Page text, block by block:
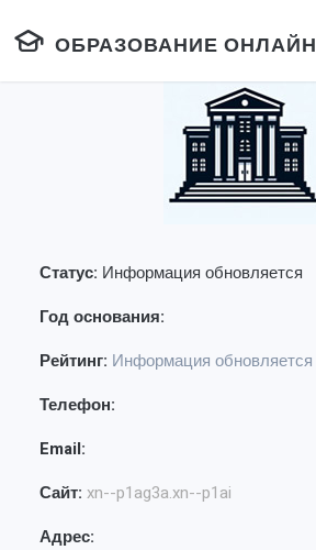
ОБРАЗОВАНИЕ ОНЛАЙН
Статус: Информация обновляется
Год основания:
Рейтинг: Информация обновляется
Телефон:
Email:
Сайт: xn--p1ag3a.xn--p1ai
Адрес: